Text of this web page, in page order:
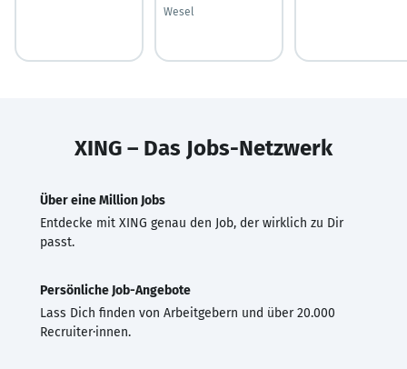
Wesel
XING – Das Jobs-Netzwerk
Über eine Million Jobs
Entdecke mit XING genau den Job, der wirklich zu Dir
passt.
Persönliche Job-Angebote
Lass Dich finden von Arbeitgebern und über 20.000
Recruiter·innen.